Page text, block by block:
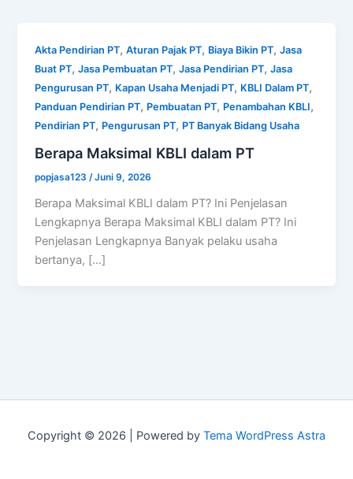
Akta Pendirian PT,Aturan Pajak PT, Biaya Bikin PT,Jasa
Buat PT,Jasa Pembuatan PT,Jasa Pendirian PT,Jasa
Pengurusan PT, Kapan Usaha Menjadi PT, KBLI Dalam PT,
Panduan Pendirian PT, Pembuatan PT, Penambahan KBLI,
Pendirian PT, Pengurusan PT, PT Banyak Bidang Usaha
Berapa Maksimal KBLI dalam PT
popjasa123 /Juni 9, 2026
Berapa Maksimal KBLI dalam PT? Ini Penjelasan
Lengkapnya Berapa Maksimal KBLI dalam PT? Ini
Penjelasan Lengkapnya Banyak pelaku usaha
bertanya, […]
Copyright © 2026 | Powered by Tema WordPress Astra